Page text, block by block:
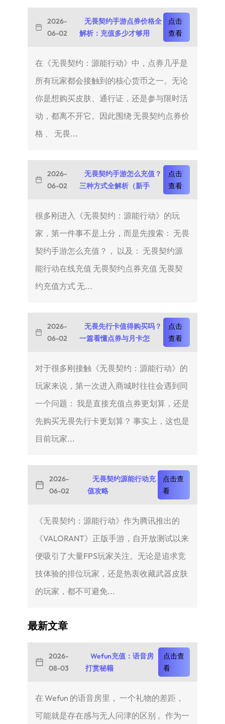
2026-
06-02
无畏契约手游点券价格全
解析：充值多少才够用
点击
查看
在《无畏契约：源能行动》中，点券几乎是
所有玩家都会接触到的核心货币之一。无论
你是想购买皮肤、通行证，还是参与限时活
动，都离不开它。因此围绕 无畏契约点券价
格 、 无畏...
2026-
06-02
无畏契约手游怎么充值？
三种方式全解析（新手
点击
查看
很多刚进入《无畏契约：源能行动》的玩
家，第一件事不是上分，而是先搜索： 无畏
契约手游怎么充值？， 以及： 无畏契约源
能行动在线充值 无畏契约点券充值 无畏契
约充值方式 无...
2026-
06-02
无畏先行卡值得购买吗？
一篇看懂点券与月卡怎
点击
查看
对于很多刚接触《无畏契约：源能行动》的
玩家来说，第一次进入商城时往往会遇到同
一个问题： 我是直接充值点券更划算，还是
先购买无畏先行卡更划算？ 事实上，这也是
目前玩家...
2026-
06-02
无畏契约源能行动充
值攻略
点击查
看
《无畏契约：源能行动》作为腾讯推出的
《VALORANT》正版手游，自开放测试以来
便吸引了大量FPS玩家关注。无论是追求竞
技体验的排位玩家，还是热衷收藏武器皮肤
的玩家，都不可避免...
最新文章
2026-
08-03
Wefun充值：语音房
打赏秘籍
点击查
看
在 Wefun 的语音房里， 一个礼物的差距，
可能就是存在感与无人问津的区别 。作为一